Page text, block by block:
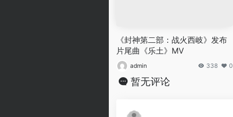
《封神第二部：战火西岐》发布
片尾曲《乐土》MV
admin 338 0
暂无评论